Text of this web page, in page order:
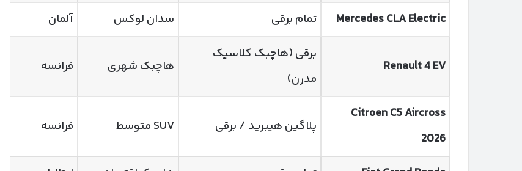
Mercedes CLA Electric
تمام برقی سدان لوکس آلمان
Renault 4 EV
برقی (هاچبک کلاسیک
مدرن)
هاچبک شهری فرانسه
Citroen C5 Aircross
2026
پلاگین هیبرید / برقی SUV متوسط فرانسه